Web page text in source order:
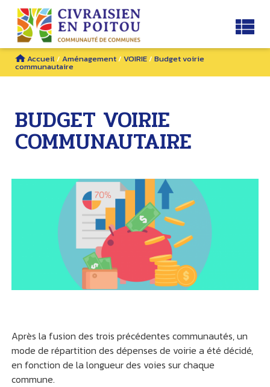
Accueil/ Aménagement/ VOIRIE/ Budget voirie
communautaire
BUDGET VOIRIE
COMMUNAUTAIRE
Après la fusion des trois précédentes communautés, un
mode de répartition des dépenses de voirie a été décidé,
en fonction de la longueur des voies sur chaque
commune.